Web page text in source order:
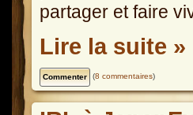
partager et faire
Lire la suite »
(8 commentaires)